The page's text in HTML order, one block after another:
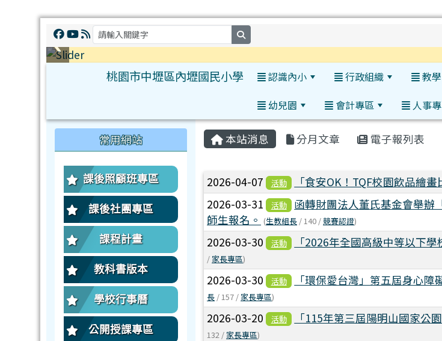
桃園市中壢區內壢國民小學 認識內小 行政組織 教
幼兒園
會計專區 人事
:::
本站消息 分月文章 電子報列表
文章列表
2026-04-07 活動 「食安OK！TQF校園飲品繪畫
2026-03-31 活動
函轉財團法人董氏基金會舉辦
師生報名。 (生教組長 / 140 /競賽認證)
2026-03-30 活動 「2026年全國高級中等以下學
/ 家長專區)
2026-03-30 活動 「環保愛台灣」第五屆身心
長 / 157 / 家長專區)
2026-03-20 活動 「115年第三屆陽明山國家公
132 / 家長專區)
常用網站
課後照顧班專區
課後社團專區
課程計畫
教科書版本
學校行事曆
公開授課專區